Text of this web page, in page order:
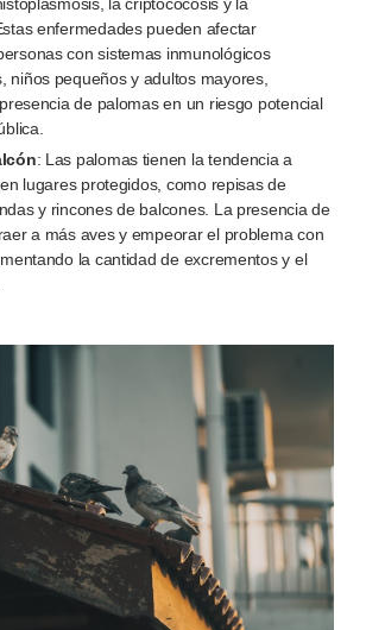
la criptococosis y la
enfermedades pueden afectar
con sistemas inmunológicos
niños pequeños y adultos mayores,
de palomas en un riesgo potencial
: Las palomas tienen la tendencia a
lugares protegidos, como repisas de
y rincones de balcones. La presencia de
a más aves y empeorar el problema con
la cantidad de excrementos y el